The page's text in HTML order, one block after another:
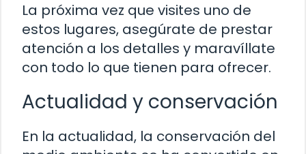
La próxima vez que visites uno de
estos lugares, asegúrate de prestar
atención a los detalles y maravíllate
con todo lo que tienen para ofrecer.
Actualidad y conservación
En la actualidad, la conservación del